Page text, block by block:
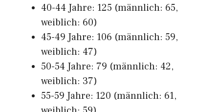
40-44 Jahre: 125 (männlich: 65,
weiblich: 60)
45-49 Jahre: 106 (männlich: 59,
weiblich: 47)
50-54 Jahre: 79 (männlich: 42,
weiblich: 37)
55-59 Jahre: 120 (männlich: 61,